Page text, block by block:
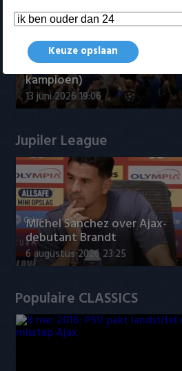
Tigers Roermond - Futsal
Amsterdam 3-0 (Roermond
kampioen)
13 juni 2026 19:06
Jupiler League
Míchel Sanchez over Ajax-
debutant Brandt
6 augustus 2026 23:25
Populaire CLASSICS
Keuze opslaan